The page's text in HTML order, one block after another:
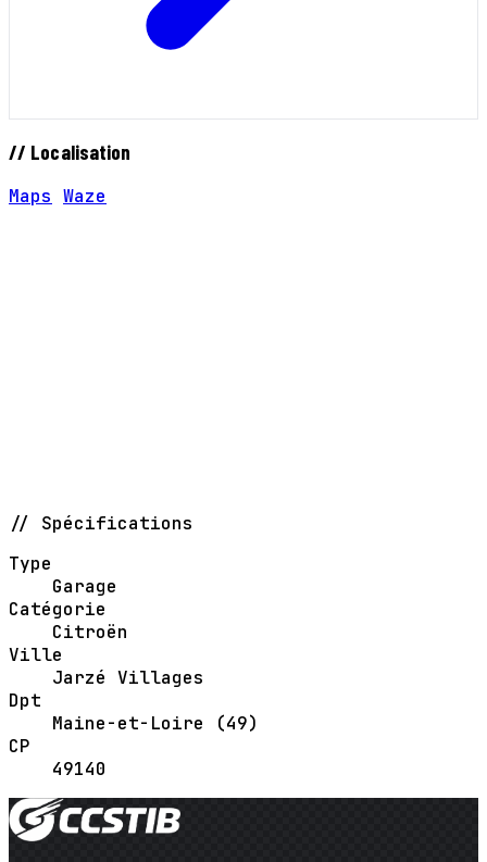
// Localisation
Maps Waze
// Spécifications
Type
Garage
Catégorie
Citroën
Ville
Jarzé Villages
Dpt
Maine-et-Loire (49)
CP
49140